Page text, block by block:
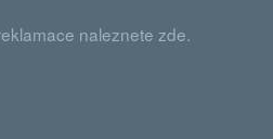
naleznete zde.